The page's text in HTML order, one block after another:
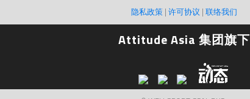
隐私政策 | 许可协议 | 联络我们
Attitude Asia 集团旗下